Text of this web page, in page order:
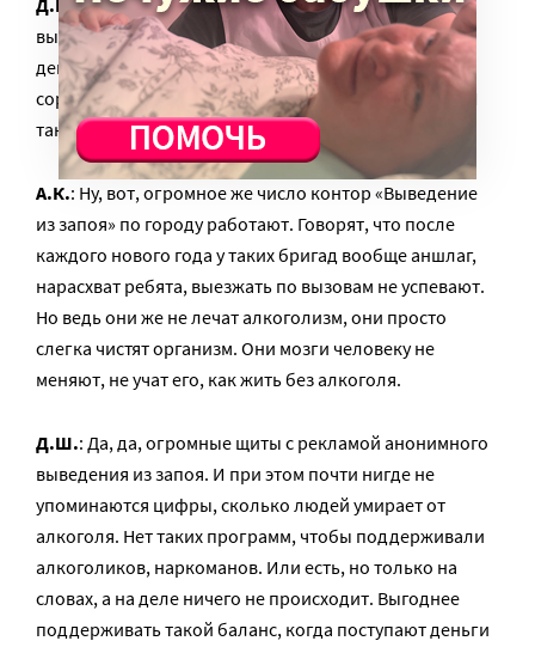
Д.Ш.: Да, конечно, потому что это же целая система
выкачивания денег. Человек пьет, тратит большие
деньги, потом лечится тоже за деньги, потом
сорвался, начал снова пить и снова тратит деньги. И
так по кругу.
А.К.: Ну, вот, огромное же число контор «Выведение
из запоя» по городу работают. Говорят, что после
каждого нового года у таких бригад вообще аншлаг,
нарасхват ребята, выезжать по вызовам не успевают.
Но ведь они же не лечат алкоголизм, они просто
слегка чистят организм. Они мозги человеку не
меняют, не учат его, как жить без алкоголя.
Д.Ш.: Да, да, огромные щиты с рекламой анонимного
выведения из запоя. И при этом почти нигде не
упоминаются цифры, сколько людей умирает от
алкоголя. Нет таких программ, чтобы поддерживали
алкоголиков, наркоманов. Или есть, но только на
словах, а на деле ничего не происходит. Выгоднее
поддерживать такой баланс, когда поступают деньги